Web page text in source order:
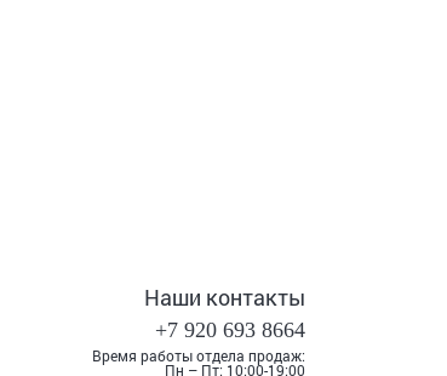
Наши контакты
+7 920 693 8664
Время работы отдела продаж:
Пн – Пт: 10:00-19:00